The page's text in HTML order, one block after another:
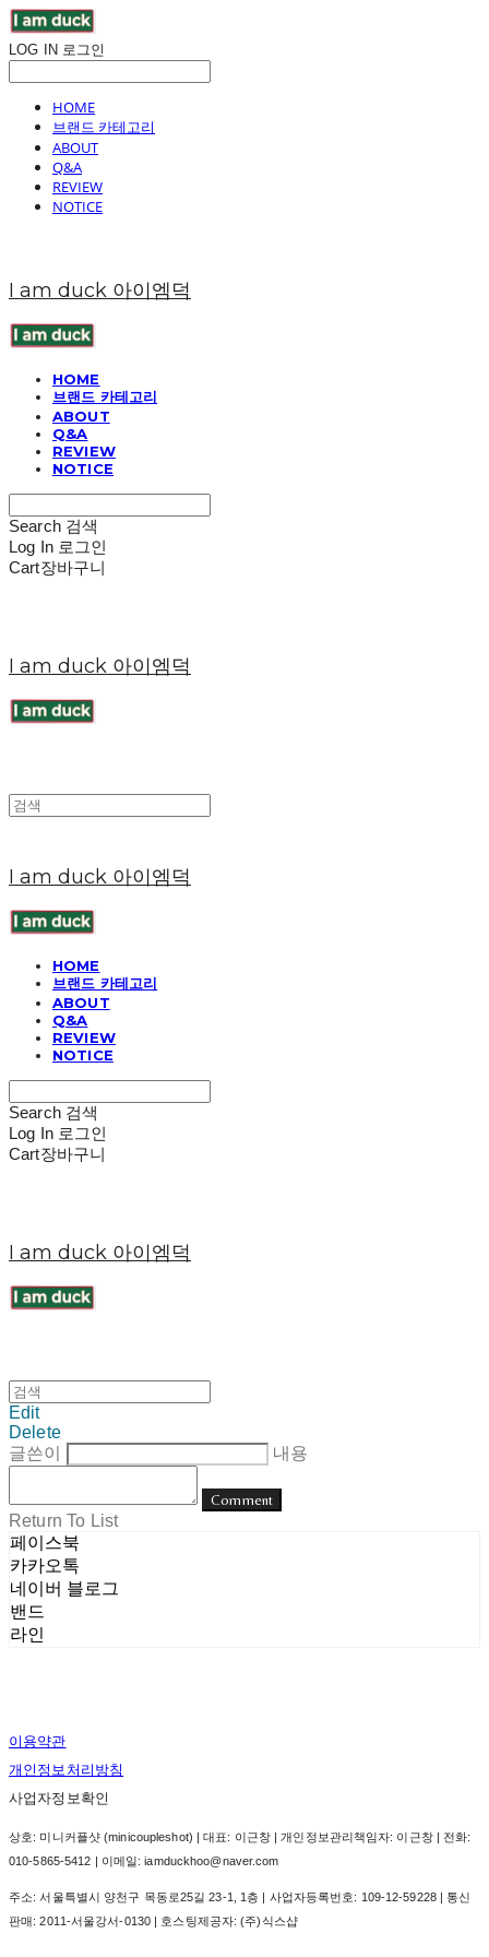
LOG IN 로그인
HOME
브랜드 카테고리
ABOUT
Q&A
REVIEW
NOTICE
I am duck 아이엠덕
HOME
브랜드 카테고리
ABOUT
Q&A
REVIEW
NOTICE
Search 검색
Log In 로그인
Cart장바구니
I am duck 아이엠덕
I am duck 아이엠덕
HOME
브랜드 카테고리
ABOUT
Q&A
REVIEW
NOTICE
Search 검색
Log In 로그인
Cart장바구니
I am duck 아이엠덕
Edit
Delete
글쓴이
내용
Comment
Return To List
페이스북
카카오톡
네이버 블로그
밴드
라인
이용약관
개인정보처리방침
사업자정보확인
상호: 미니커플샷 (minicoupleshot) | 대표: 이근창 | 개인정보관리책임자: 이근창 | 전화:
010-5865-5412 | 이메일: iamduckhoo@naver.com
주소: 서울특별시 양천구 목동로25길 23-1, 1층 | 사업자등록번호: 109-12-59228| 통신
판매:2011-서울강서-0130 | 호스팅제공자: (주)식스샵